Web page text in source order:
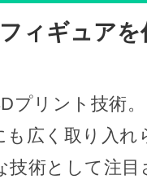
ィギュア
プリント技術
も広く取り入
技術として注